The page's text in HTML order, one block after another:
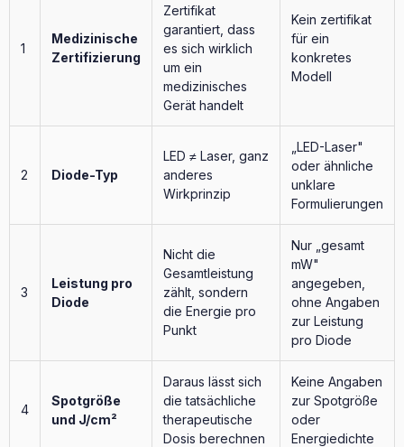
1
Medizinische
Zertifizierung
Zertifikat
garantiert, dass
es sich wirklich
um ein
medizinisches
Gerät handelt
Kein zertifikat
für ein
konkretes
Modell
2 Diode-Typ
LED ≠ Laser, ganz
anderes
Wirkprinzip
„LED-Laser"
oder ähnliche
unklare
Formulierungen
3
Leistung pro
Diode
Nicht die
Gesamtleistung
zählt, sondern
die Energie pro
Punkt
Nur „gesamt
mW"
angegeben,
ohne Angaben
zur Leistung
pro Diode
4
Spotgröße
und J/cm²
Daraus lässt sich
die tatsächliche
therapeutische
Dosis berechnen
Keine Angaben
zur Spotgröße
oder
Energiedichte